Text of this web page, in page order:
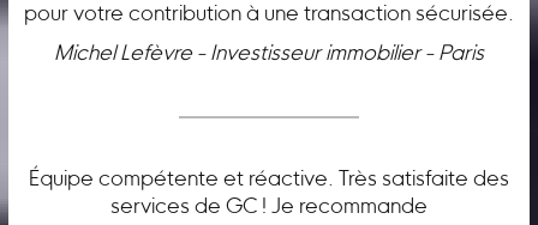
pour votre contribution à une transaction sécurisée.
Michel Lefèvre - Investisseur immobilier - Paris
Équipe compétente et réactive. Très satisfaite des
services de GC ! Je recommande